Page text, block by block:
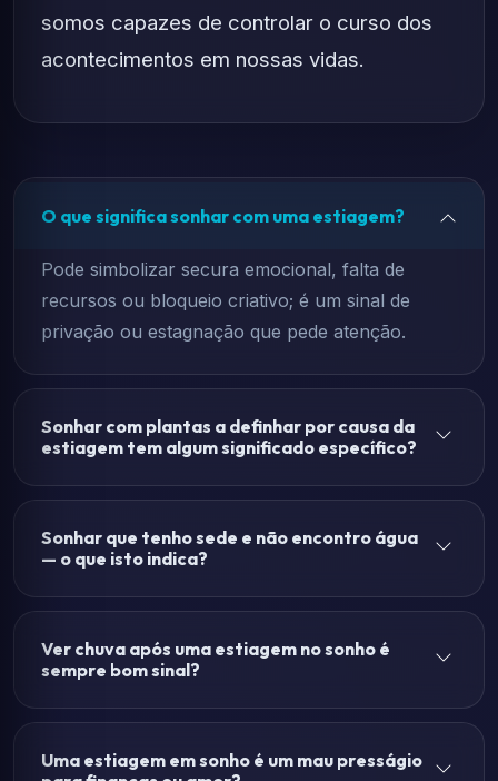
somos capazes de controlar o curso dos
acontecimentos em nossas vidas.
O que significa sonhar com uma estiagem?
Pode simbolizar secura emocional, falta de
recursos ou bloqueio criativo; é um sinal de
privação ou estagnação que pede atenção.
Sonhar com plantas a definhar por causa da
estiagem tem algum significado específico?
Sonhar que tenho sede e não encontro água
— o que isto indica?
Ver chuva após uma estiagem no sonho é
sempre bom sinal?
Uma estiagem em sonho é um mau presságio